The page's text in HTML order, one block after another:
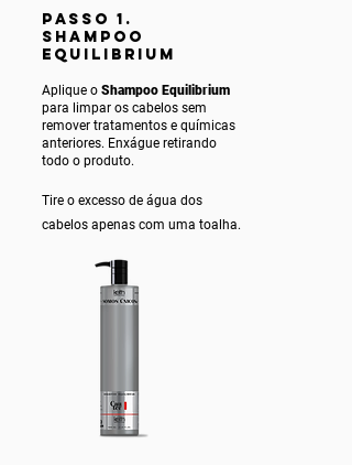
PASSO 1.
SHAMPOO
EQUILIBRIUM
Aplique o Shampoo Equilibrium
para limpar os cabelos sem
remover tratamentos e químicas
anteriores. Enxágue retirando
todo o produto.
Tire o excesso de água dos
cabelos apenas com uma toalha.